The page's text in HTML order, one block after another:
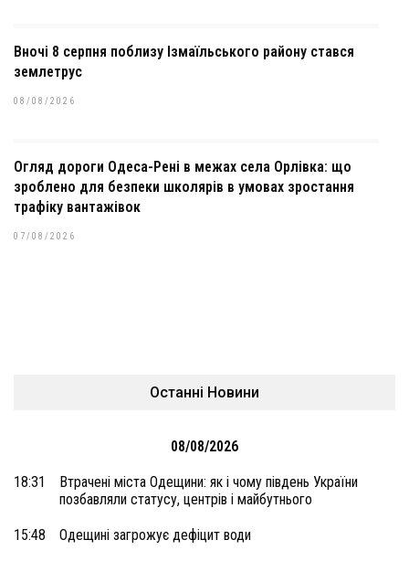
Вночі 8 серпня поблизу Ізмаїльського району стався
землетрус
08/08/2026
Огляд дороги Одеса-Рені в межах села Орлівка: що
зроблено для безпеки школярів в умовах зростання
трафіку вантажівок
07/08/2026
Останні Новини
08/08/2026
18:31
Втрачені міста Одещини: як і чому південь України
позбавляли статусу, центрів і майбутнього
15:48 Одещині загрожує дефіцит води